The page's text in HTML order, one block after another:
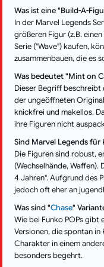
Was ist eine "Build-A-
In der Marvel Legends
größeren Figur (z.B.
Serie ("Wave") kaufen,
zusammenbauen, die es
Was bedeutet "Mint on
Dieser Begriff beschreibt
der ungeöffneten
knickfrei und makellos.
ihre Figuren nicht
Sind Marvel Legends für
Die Figuren sind robust,
(Wechselhände,
4 Jahren". Aufgrund des
jedoch oft eher an
Was sind "Chase"
Wie bei Funko POPs
Versionen, die spontan
Charakter in einem
besonders begehrt.